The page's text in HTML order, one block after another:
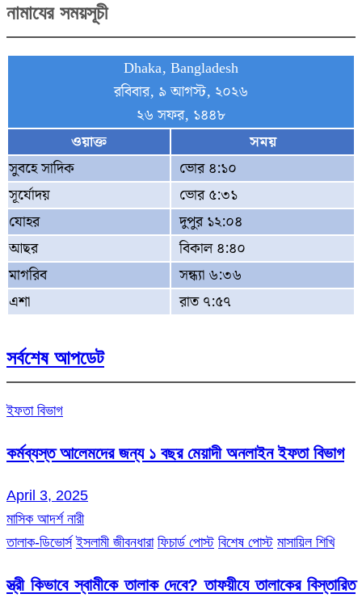
নামাযের সময়সূচী
Dhaka, Bangladesh
রবিবার, ৯ আগস্ট, ২০২৬
২৬ সফর, ১৪৪৮
ওয়াক্ত
সময়
সুবহে সাদিক
ভোর ৪:১০
সূর্যোদয়
ভোর ৫:৩১
যোহর
দুপুর ১২:০৪
আছর
বিকাল ৪:৪০
মাগরিব
সন্ধ্যা ৬:৩৬
এশা
রাত ৭:৫৭
সর্বশেষ আপডেট
ইফতা বিভাগ
কর্মব্যস্ত আলেমদের জন্য ১ বছর মেয়াদী অনলাইন ইফতা বিভাগ
April 3, 2025
মাসিক আদর্শ নারী
তালাক-ডিভোর্স ইসলামী জীবনধারা ফিচার্ড পোস্ট বিশেষ পোস্ট মাসায়িল শিখি
স্ত্রী কিভাবে স্বামীকে তালাক দেবে? তাফয়ীযে তালাকের বিস্তারিত